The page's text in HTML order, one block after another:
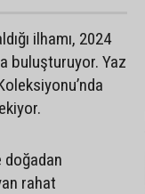
ilhamı, 2024
buluşturuyor. Yaz
doğadan
rahat